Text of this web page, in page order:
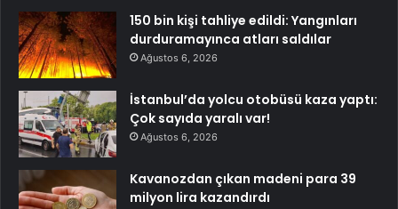
150 bin kişi tahliye edildi: Yangınları
durduramayınca atları saldılar
Ağustos 6, 2026
İstanbul’da yolcu otobüsü kaza yaptı:
Çok sayıda yaralı var!
Ağustos 6, 2026
Kavanozdan çıkan madeni para 39
milyon lira kazandırdı